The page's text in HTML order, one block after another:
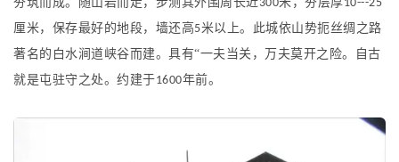
300
10---25
厘米，保存最好的地段，墙还高5米以上。此城依山势扼丝绸之路
著名的白水涧道峡谷而建。具有“一夫当关，万夫莫开之险。自古
就是屯驻守之处。约建于1600年前。